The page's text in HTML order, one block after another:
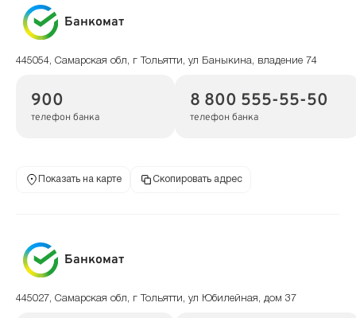
Банкомат
445054, Самарская обл, г Тольятти, ул Баныкина, владение 74
900
телефон банка
8 800 555-55-50
телефон банка
Показать на карте Скопировать адрес
Банкомат
445027, Самарская обл, г Тольятти, ул Юбилейная, дом 37